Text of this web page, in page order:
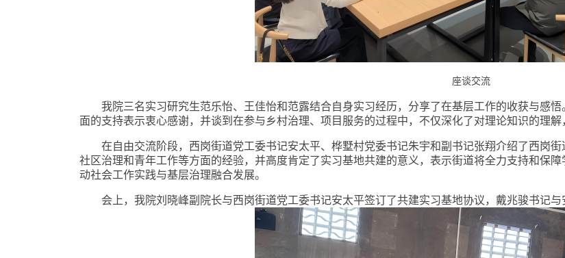
座谈交流
我院三名实习研究生范乐怡、王佳怡和范露结合自身实习经历，分享了在基层工作的收获与感悟
面的支持表示衷心感谢，并谈到在参与乡村治理、项目服务的过程中，不仅深化了对理论知识的理解
在自由交流阶段，西岗街道党工委书记安太平、桦墅村党委书记朱宇和副书记张翔介绍了西岗
社区治理和青年工作等方面的经验，并高度肯定了实习基地共建的意义，表示街道将全力支持和保
动社会工作实践与基层治理融合发展。
会上， 我院刘晓峰副院长与西岗街道党工委书记安太平签订了共建实习基地协议， 戴兆骏书记与